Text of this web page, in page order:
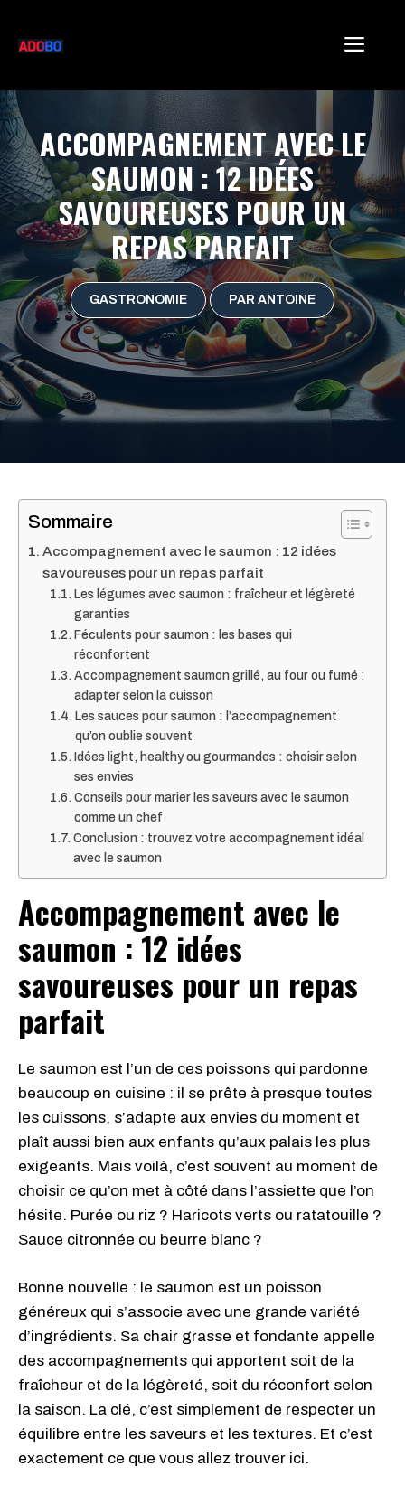
ACCOMPAGNEMENT AVEC LE
SAUMON : 12 IDÉES
SAVOUREUSES POUR UN
REPAS PARFAIT
GASTRONOMIE PAR ANTOINE
Sommaire
Accompagnement avec le saumon : 12 idées
savoureuses pour un repas parfait
Les légumes avec saumon : fraîcheur et légèreté
garanties
Féculents pour saumon : les bases qui
réconfortent
Accompagnement saumon grillé, au four ou fumé :
adapter selon la cuisson
Les sauces pour saumon : l’accompagnement
qu’on oublie souvent
Idées light, healthy ou gourmandes : choisir selon
ses envies
Conseils pour marier les saveurs avec le saumon
comme un chef
Conclusion : trouvez votre accompagnement idéal
avec le saumon
Accompagnement avec le
saumon : 12 idées
savoureuses pour un repas
parfait
Le saumon est l’un de ces poissons qui pardonne
beaucoup en cuisine : il se prête à presque toutes
les cuissons, s’adapte aux envies du moment et
plaît aussi bien aux enfants qu’aux palais les plus
exigeants. Mais voilà, c’est souvent au moment de
choisir ce qu’on met à côté dans l’assiette que l’on
hésite. Purée ou riz ? Haricots verts ou ratatouille ?
Sauce citronnée ou beurre blanc ?
Bonne nouvelle : le saumon est un poisson
généreux qui s’associe avec une grande variété
d’ingrédients. Sa chair grasse et fondante appelle
des accompagnements qui apportent soit de la
fraîcheur et de la légèreté, soit du réconfort selon
la saison. La clé, c’est simplement de respecter un
équilibre entre les saveurs et les textures. Et c’est
exactement ce que vous allez trouver ici.